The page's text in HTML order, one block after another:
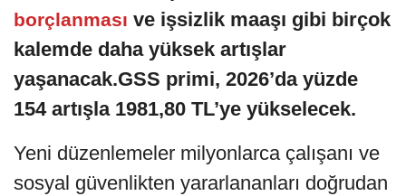
borçlanması ve işsizlik maaşı gibi birçok
kalemde daha yüksek artışlar
yaşanacak.GSS primi, 2026’da yüzde
154 artışla 1981,80 TL’ye yükselecek.
Yeni düzenlemeler milyonlarca çalışanı ve
sosyal güvenlikten yararlananları doğrudan